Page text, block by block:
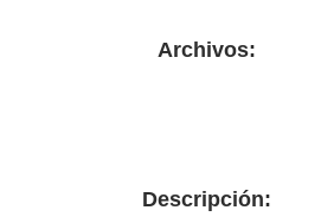
Archivos:
Descripción: